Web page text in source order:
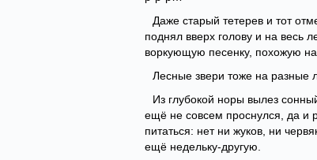
Даже старый тетерев и тот
поднял вверх голову и на
воркующую песенку, похожую на
Лесные звери тоже на разные
Из глубокой норы вылез
ещё не совсем проснулся, да и
питаться: нет ни жуков, ни
ещё недельку-другую.